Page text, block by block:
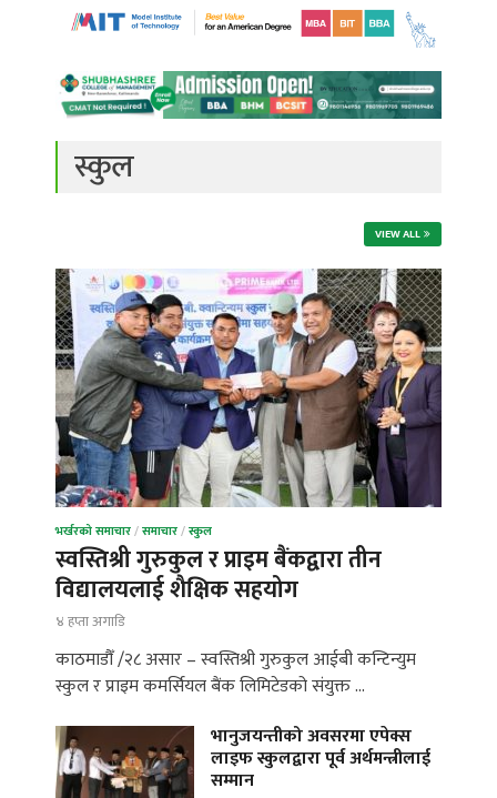
स्कुल
VIEW ALL
भर्खरको समाचार/समाचार/स्कुल
स्वस्तिश्री गुरुकुल र प्राइम बैंकद्वारा तीन
विद्यालयलाई शैक्षिक सहयोग
४ हप्ता अगाडि
काठमाडौँ /२८ असार – स्वस्तिश्री गुरुकुल आईबी कन्टिन्युम
स्कुल र प्राइम कमर्सियल बैंक लिमिटेडको संयुक्त …
भानुजयन्तीको अवसरमा एपेक्स
लाइफ स्कुलद्वारा पूर्व अर्थमन्त्रीलाई
सम्मान